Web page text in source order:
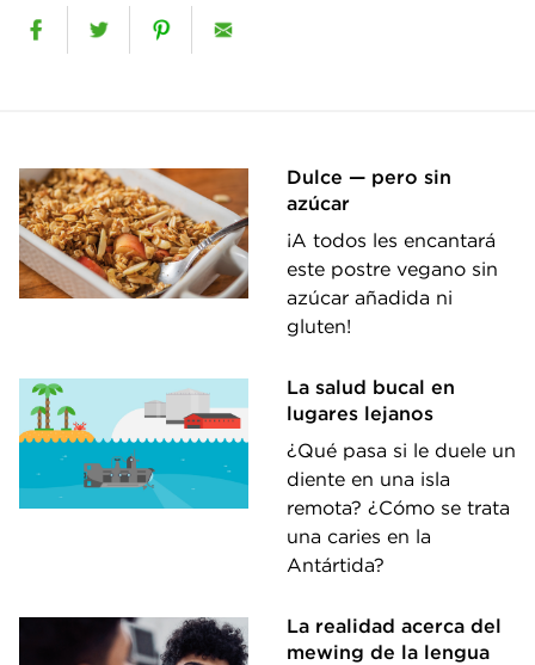
Dulce — pero sin
azúcar
¡A todos les encantará
este postre vegano sin
azúcar añadida ni
gluten!
La salud bucal en
lugares lejanos
¿Qué pasa si le duele un
diente en una isla
remota? ¿Cómo se trata
una caries en la
Antártida?
La realidad acerca del
mewing de la lengua